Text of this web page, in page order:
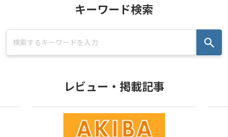
キーワード検索
レビュー・掲載記事